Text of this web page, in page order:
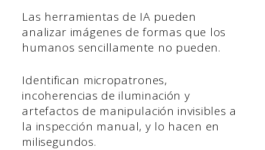
Las herramientas de IA pueden
analizar imágenes de formas que los
humanos sencillamente no pueden.
Identifican micropatrones,
incoherencias de iluminación y
artefactos de manipulación invisibles a
la inspección manual, y lo hacen en
milisegundos.